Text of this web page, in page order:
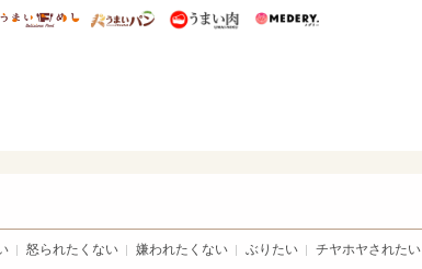
研 ディズニー特集
mimot. うまいめし うまいパン うまい肉
怒られたくない 嫌われたくない ぶりたい チヤホヤされたい